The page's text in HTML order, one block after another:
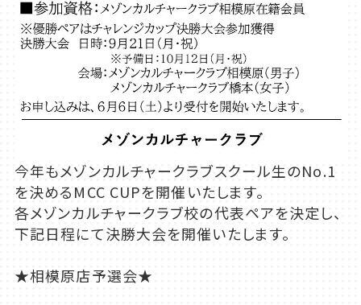
今年もメゾンカルチャークラブスクール生のNo.1
を決めるMCC CUPを開催いたします。
各メゾンカルチャークラブ校の代表ペアを決定し、
下記日程にて決勝大会を開催いたします。
★相模原店予選会★